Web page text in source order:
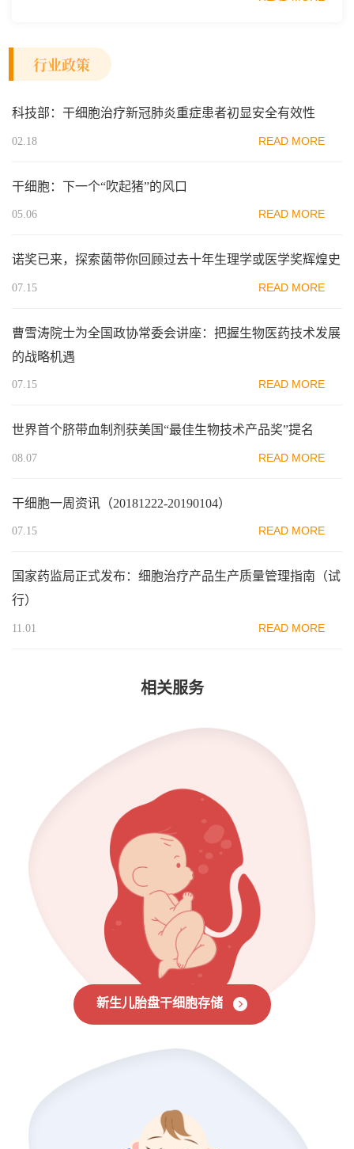
范区生物医药行业协会、瑞士日内瓦长寿科学...
行业政策
科技部：干细胞治疗新冠肺炎重症患者初显安全有效性
02.18 READ MORE
干细胞：下一个“吹起猪”的风口
05.06 READ MORE
诺奖已来，探索菌带你回顾过去十年生理学或医学奖辉煌史
07.15 READ MORE
曹雪涛院士为全国政协常委会讲座：把握生物医药技术发展
的战略机遇
07.15 READ MORE
世界首个脐带血制剂获美国“最佳生物技术产品奖”提名
08.07 READ MORE
干细胞一周资讯（20181222-20190104）
07.15 READ MORE
国家药监局正式发布：细胞治疗产品生产质量管理指南（试
行）
11.01 READ MORE
相关服务
新生儿胎盘干细胞存储